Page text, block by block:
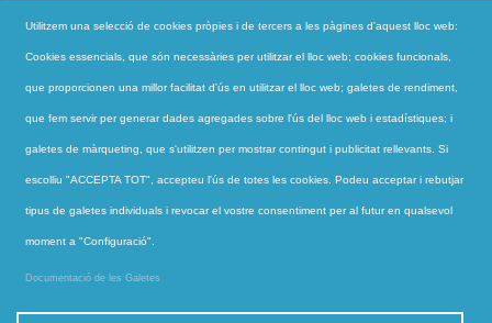
jesuites@jesuites.net
Segueix-nos a
QUI SOM
QUÈ FEM
Utilitzem una selecció de cookies pròpies i de tercers a les pàgines d'aquest lloc web:
Cookies essencials, que són necessàries per utilitzar el lloc web; cookies funcionals,
que proporcionen una millor facilitat d'ús en utilitzar el lloc web; galetes de rendiment,
que fem servir per generar dades agregades sobre l'ús del lloc web i estadístiques; i
galetes de màrqueting, que s'utilitzen per mostrar contingut i publicitat rellevants. Si
escolliu "ACCEPTA TOT", accepteu l'ús de totes les cookies. Podeu acceptar i rebutjar
tipus de galetes individuals i revocar el vostre consentiment per al futur en qualsevol
moment a "Configuració".
Documentació de les Galetes